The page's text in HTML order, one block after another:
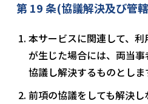
第 19 条(協議解決及び管
本サービスに関連して、
が生じた場合には、両当
協議し解決するものとしま
前項の協議をしても解決